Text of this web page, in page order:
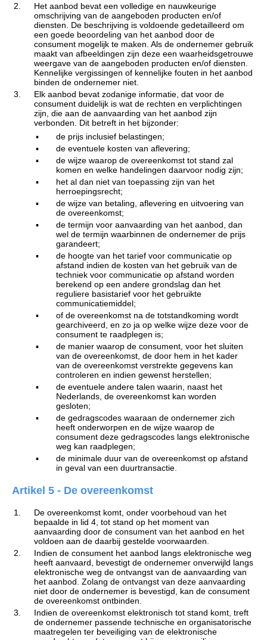
2.
Het aanbod bevat een volledige en nauwkeurige
omschrijving van de aangeboden producten en/of
diensten. De beschrijving is voldoende gedetailleerd om
een goede beoordeling van het aanbod door de
consument mogelijk te maken. Als de ondernemer gebruik
maakt van afbeeldingen zijn deze een waarheidsgetrouwe
weergave van de aangeboden producten en/of diensten.
Kennelijke vergissingen of kennelijke fouten in het aanbod
binden de ondernemer niet.
3.
Elk aanbod bevat zodanige informatie, dat voor de
consument duidelijk is wat de rechten en verplichtingen
zijn, die aan de aanvaarding van het aanbod zijn
verbonden. Dit betreft in het bijzonder:
▪
de prijs inclusief belastingen;
▪
de eventuele kosten van aflevering;
▪
de wijze waarop de overeenkomst tot stand zal
komen en welke handelingen daarvoor nodig zijn;
▪
het al dan niet van toepassing zijn van het
herroepingsrecht;
▪
de wijze van betaling, aflevering en uitvoering van
de overeenkomst;
▪
de termijn voor aanvaarding van het aanbod, dan
wel de termijn waarbinnen de ondernemer de prijs
garandeert;
▪
de hoogte van het tarief voor communicatie op
afstand indien de kosten van het gebruik van de
techniek voor communicatie op afstand worden
berekend op een andere grondslag dan het
reguliere basistarief voor het gebruikte
communicatiemiddel;
▪
of de overeenkomst na de totstandkoming wordt
gearchiveerd, en zo ja op welke wijze deze voor de
consument te raadplegen is;
▪
de manier waarop de consument, voor het sluiten
van de overeenkomst, de door hem in het kader
van de overeenkomst verstrekte gegevens kan
controleren en indien gewenst herstellen;
▪
de eventuele andere talen waarin, naast het
Nederlands, de overeenkomst kan worden
gesloten;
▪
de gedragscodes waaraan de ondernemer zich
heeft onderworpen en de wijze waarop de
consument deze gedragscodes langs elektronische
weg kan raadplegen;
▪
de minimale duur van de overeenkomst op afstand
in geval van een duurtransactie.
Artikel 5 - De overeenkomst
1.
De overeenkomst komt, onder voorbehoud van het
bepaalde in lid 4, tot stand op het moment van
aanvaarding door de consument van het aanbod en het
voldoen aan de daarbij gestelde voorwaarden.
2.
Indien de consument het aanbod langs elektronische weg
heeft aanvaard, bevestigt de ondernemer onverwijld langs
elektronische weg de ontvangst van de aanvaarding van
het aanbod. Zolang de ontvangst van deze aanvaarding
niet door de ondernemer is bevestigd, kan de consument
de overeenkomst ontbinden.
3.
Indien de overeenkomst elektronisch tot stand komt, treft
de ondernemer passende technische en organisatorische
maatregelen ter beveiliging van de elektronische